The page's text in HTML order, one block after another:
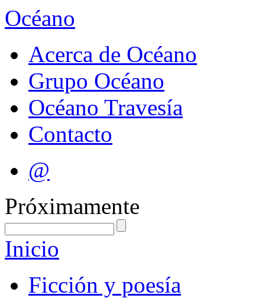
Océano
Acerca de Océano
Grupo Océano
Océano Travesía
Contacto
@
Próximamente
Inicio
Ficción y poesía